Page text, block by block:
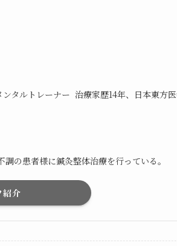
タルトレーナー 治療家歴14年、日本東方
の患者様に鍼灸整体治療を行っている。
紹介